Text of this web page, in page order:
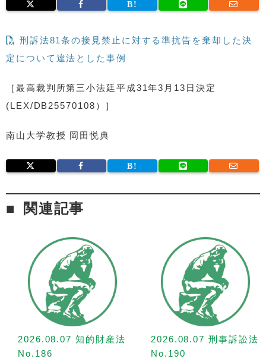
刑訴法81条の接見禁止に対する準抗告を棄却した決
定について違法とした事例
［最高裁判所第三小法廷平成31年3月13日決定
(LEX/DB25570108）］
南山大学教授 岡田悦典
関連記事
2026.08.07 知的財産法
No.186
2026.08.07 刑事訴訟法
No.190